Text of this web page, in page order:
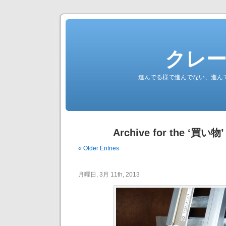
クレ
進んでる様で進んでない、進ん
Archive for the ‘買い物
« Older Entries
月曜日, 3月 11th, 2013